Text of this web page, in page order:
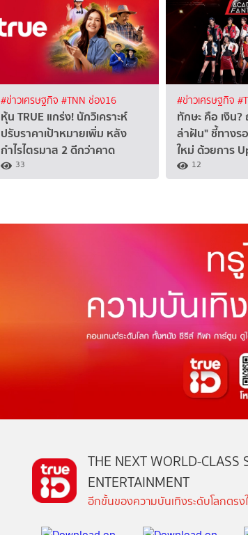
#ข่าวเศรษฐกิจ #TNN ช่อง16
หุ้น TRUE แกร่ง! นักวิเคราะห์
ปรับราคาเป้าหมายเพิ่ม หลัง
กำไรไตรมาส 2 ดีกว่าคาด
33
#ข่าวเศรษฐกิจ
ทักษะ คือ เงิน
ล่าฝัน" ชี้ทางร
ใหม่ ด้วยการ
12
THE NEXT WORLD-CLASS
ENTERTAINMENT
อีกขั้นของความบันเทิงระดับโลกตร